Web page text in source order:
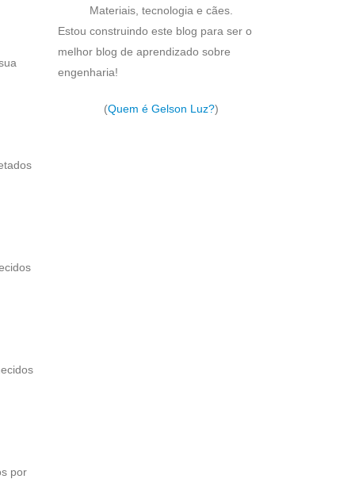
por
Materiais, tecnologia e cães.
Estou construindo este blog para ser o
melhor blog de aprendizado sobre
engenharia!
(Quem é Gelson Luz?)